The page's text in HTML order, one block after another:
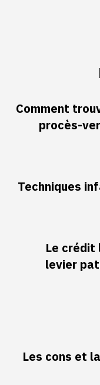
Comment
procès-
Techniques
Le crédit
levier
Les cons et